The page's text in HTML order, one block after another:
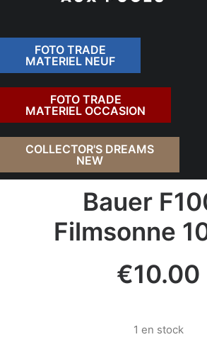
FOTO TRADE
MATERIEL NEUF
FOTO TRADE
MATERIEL OCCASION
COLLECTOR'S DREAMS
NEW
RETOUR
Bauer
Filmsonne
€10.00
1 en stock